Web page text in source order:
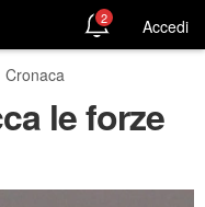
2 Accedi
Cronaca
le forze